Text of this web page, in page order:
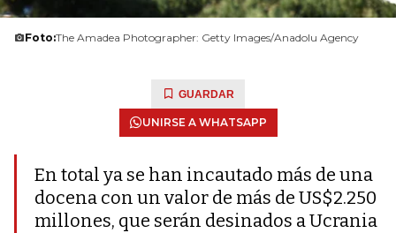
Foto:The Amadea Photographer: Getty Images/Anadolu Agency
GUARDAR
UNIRSE A WHATSAPP
En total ya se han incautado más de una
docena con un valor de más de US$2.250
millones, que serán desinados a Ucrania